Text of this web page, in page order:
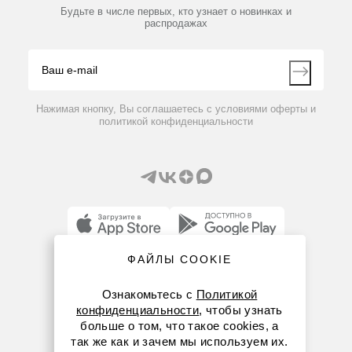
Воронка универсальная с пластиковым плунжером
для SM 200 / SM 300
Производители
Партнеры
Контакты
Будьте в числе первых, кто узнает о новинках и
распродажах
Нажимая кнопку, Вы соглашаетесь с условиями оферты и
политикой конфиденциальности
+7 (923) 158-67-53
kemerovo@dia-m.ru
ФАЙЛЫ COOKIE
Ознакомьтесь с Политикой
конфиденциальности, чтобы узнать
больше о том, что такое cookies, а
так же как и зачем мы используем их.